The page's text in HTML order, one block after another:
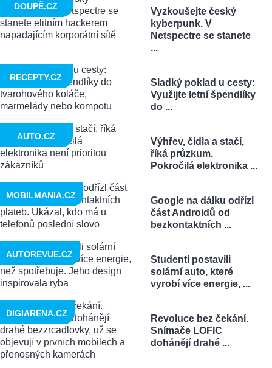
Vyzkoušejte český
kyberpunk. V
Netspectre se stanete
...
DOUPĚ.CZ
Sladký poklad u cesty:
Využijte letní špendlíky
do ...
RECEPTY.CZ
Výhřev, čidla a stačí,
říká průzkum.
Pokročilá elektronika ...
AUTO.CZ
Google na dálku odřízl
část Androidů od
bezkontaktních ...
MOBILMANIA.CZ
Studenti postavili
solární auto, které
vyrobí více energie, ...
AUTOREVUE.CZ
Revoluce bez čekání.
Snímače LOFIC
dohánějí drahé ...
DIGIARENA.CZ